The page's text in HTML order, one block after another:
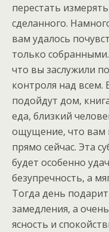
перестать
сделанного.
вам удалось
только
что вы заслужили
контроля над
подойдут дом,
еда, близкий
ощущение, что вам
прямо сейчас. Эта
будет особенно
безупречность, а
Тогда день
замедления, а
ясность и